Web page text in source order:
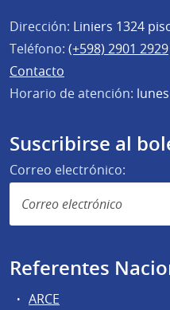
Dirección: Liniers 1324
Teléfono: (+598) 2901 2929
Contacto
Horario de atención:
Suscribirse al
Correo electrónico:
Referentes
ARCE